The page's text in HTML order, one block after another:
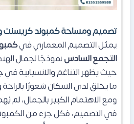
تصميم ومساحة كمبوند كريسنت
يمثل التصميم المعماري في
التجمع السادسنموذجًا لجمال
حيث يظهر التناغم والانسيابية في
ما يخلق لدى السكان شعورًا
ومع الاهتمام الكبير بالجمال، لم
في التصميم، فكل جزء من